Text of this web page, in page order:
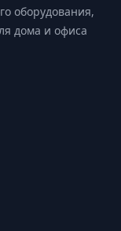
оборудования,
дома и офиса